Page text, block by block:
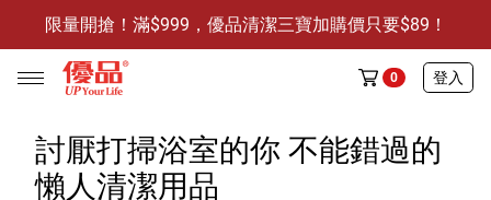
限量開搶！滿$999，優品清潔三寶加購價只要$89！
防霉清潔好幫手-任3件贈保濕抗菌洗手乳
限量開搶！滿$999，優品清潔三寶加購價只要$89！
0 登入
討厭打掃浴室的你 不能錯過的
懶人清潔用品